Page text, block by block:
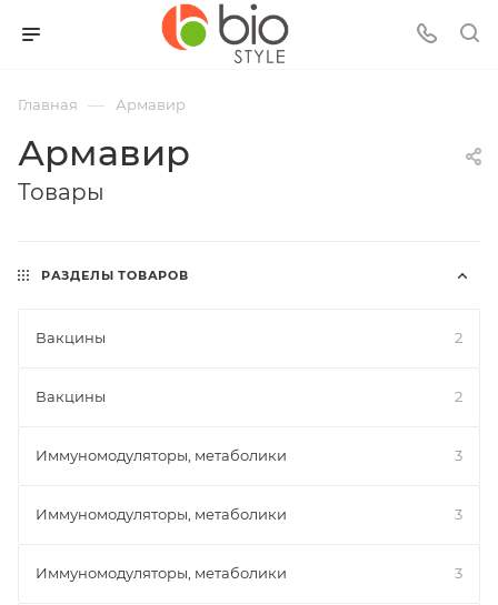
Главная — Армавир
Армавир
Товары
РАЗДЕЛЫ ТОВАРОВ
Вакцины 2
Вакцины 2
Иммуномодуляторы, метаболики 3
Иммуномодуляторы, метаболики 3
Иммуномодуляторы, метаболики 3